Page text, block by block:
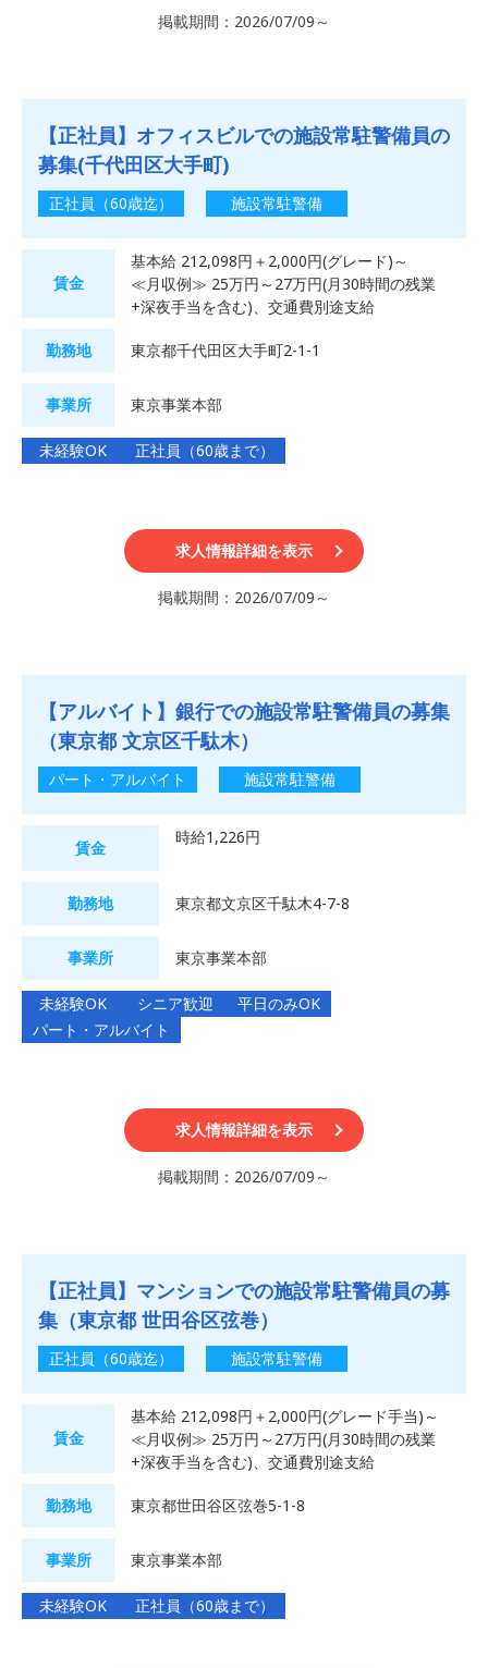
掲載期間：2026/07/09～
【正社員】オフィスビルでの施設常駐警備員の
募集(千代田区大手町)
正社員（60歳迄） 施設常駐警備
未経験OK 正社員（60歳まで）
賃金
基本給 212,098円＋2,000円(グレード)～
≪月収例≫ 25万円～27万円(月30時間の残業
+深夜手当を含む)、交通費別途支給
勤務地 東京都千代田区大手町2-1-1
事業所 東京事業本部
求人情報詳細を表示
掲載期間：2026/07/09～
【アルバイト】銀行での施設常駐警備員の募集
（東京都 文京区千駄木）
パート・アルバイト 施設常駐警備
未経験OK シニア歓迎
平日のみOK
パート・アルバイト
賃金
時給1,226円
勤務地 東京都文京区千駄木4-7-8
事業所 東京事業本部
求人情報詳細を表示
掲載期間：2026/07/09～
【正社員】マンションでの施設常駐警備員の募
集（東京都 世田谷区弦巻）
正社員（60歳迄） 施設常駐警備
未経験OK 正社員（60歳まで）
賃金
基本給 212,098円＋2,000円(グレード手当)～
≪月収例≫ 25万円～27万円(月30時間の残業
+深夜手当を含む)、交通費別途支給
勤務地 東京都世田谷区弦巻5-1-8
事業所 東京事業本部